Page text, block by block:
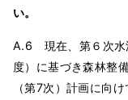
い。
A.6 現在、第６次水
度）に基づき森林整
（第7次）計画に向